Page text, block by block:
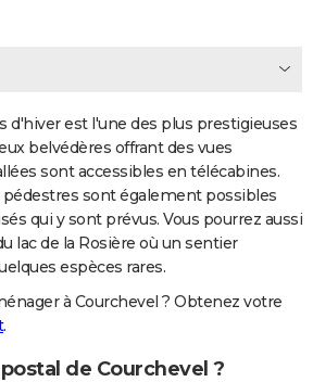
d'hiver est l'une des plus prestigieuses
belvédères offrant des vues
sont accessibles en télécabines.
sont également possibles
qui y sont prévus. Vous pourrez aussi
lac de la Rosière où un sentier
espèces rares.
à Courchevel ? Obtenez votre
.
de Courchevel ?